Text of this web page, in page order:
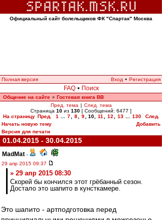
Официальный сайт болельщиков ФК "Спартак" Москва
Полная версия Вход • Регистрация
FAQ • Поиск
Общение на сайте » Гостевая книга ВВ
Пред. тема | След. тема
Страница 10 из 130 [ Сообщений: 6477 ]
На страницу Пред. 1 7 8 9 10, 11 12 13 130
След.
Начать новую тему
Добавить
Версия для печати
01.04.2015 - 30.04.2015
MadMat -
29 апр 2015 09:37
» 29 апр 2015 08:30
Скорей бы кончился этот грёбанный сезон.
Достало это шапито в кунсткамере.
Это шапито - артподготовка перед